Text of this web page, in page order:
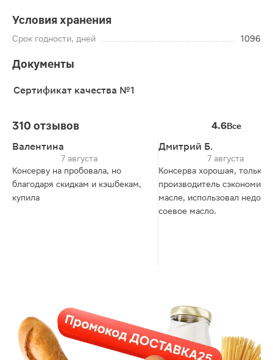
Условия хранения
Срок годности, дней 1096
Документы
Сертификат качества №1
310 отзывов 4.6Все
Валентина
7 августа
Консерву на пробовала, но
благодаря скидкам и кэшбекам,
купила
Дмитрий Б.
7 августа
Консерва хорошая, только
производитель сэкономил
масле, использовал
соевое масло.